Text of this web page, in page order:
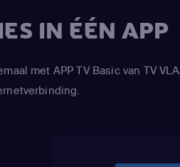
IN ÉÉN APP
met APP TV Basic van TV